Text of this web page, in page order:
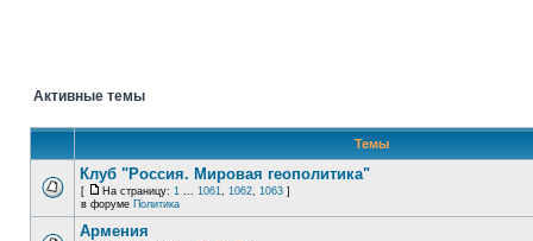
Активные темы
Темы
Клуб "Россия. Мировая геополитика"
[ На страницу: 1 ... 1061, 1062, 1063 ]
в форуме Политика
Армения